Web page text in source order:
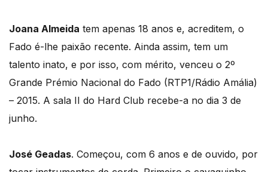
Joana Almeida tem apenas 18 anos e, acreditem, o
Fado é-lhe paixão recente. Ainda assim, tem um
talento inato, e por isso, com mérito, venceu o 2º
Grande Prémio Nacional do Fado (RTP1/Rádio Amália)
– 2015. A sala II do Hard Club recebe-a no dia 3 de
junho.
José Geadas. Começou, com 6 anos e de ouvido, por